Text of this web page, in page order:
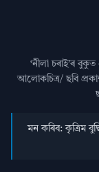
‘নীলা চৰাই’ৰ
আলোকচিত্ৰ/ ছবি
মন কৰিব: কৃত্ৰিম